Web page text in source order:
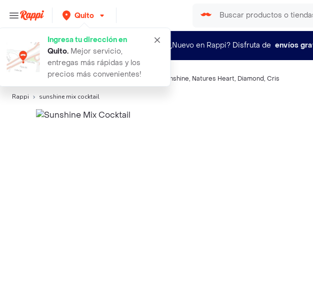
Quito
Ingresa tu dirección en
Quito. Mejor servicio,
entregas más rápidas y los
precios más convenientes!
¿Nuevo en Rappi? Disfruta de envíos
Búsquedas relacionadas: Frutos secos y semillas Sunshine, Natures Heart, Diamond, Cris
Rappi sunshine mix cocktail